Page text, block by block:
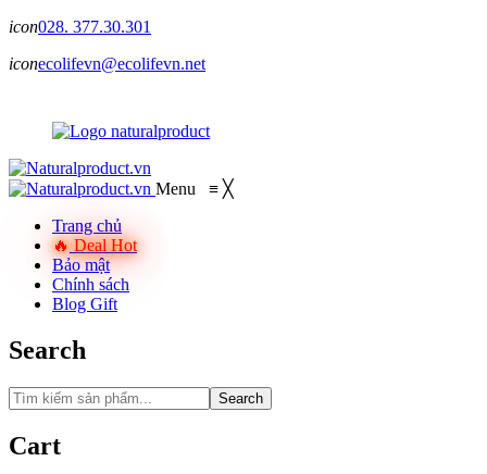
icon028. 377.30.301
iconecolifevn@ecolifevn.net
Menu ≡ ╳
Trang chủ
Deal Hot
Bảo mật
Chính sách
Blog Gift
Search
Search
Cart